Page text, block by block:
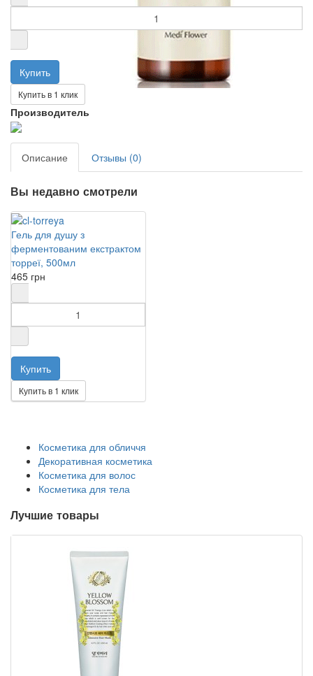
Купить в 1 клик
Производитель
Описание Отзывы (0)
Вы недавно смотрели
Гель для душу з
ферментованим екстрактом
торреї, 500мл
465 грн
Купить в 1 клик
Косметика для обличчя
Декоративная косметика
Косметика для волос
Косметика для тела
Лучшие товары